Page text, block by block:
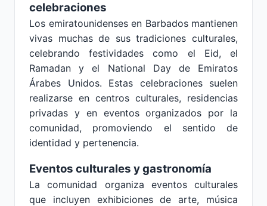
celebraciones
Los emiratounidenses en Barbados mantienen
vivas muchas de sus tradiciones culturales,
celebrando festividades como el Eid, el
Ramadan y el National Day de Emiratos
Árabes Unidos. Estas celebraciones suelen
realizarse en centros culturales, residencias
privadas y en eventos organizados por la
comunidad, promoviendo el sentido de
identidad y pertenencia.
Eventos culturales y gastronomía
La comunidad organiza eventos culturales
que incluyen exhibiciones de arte, música